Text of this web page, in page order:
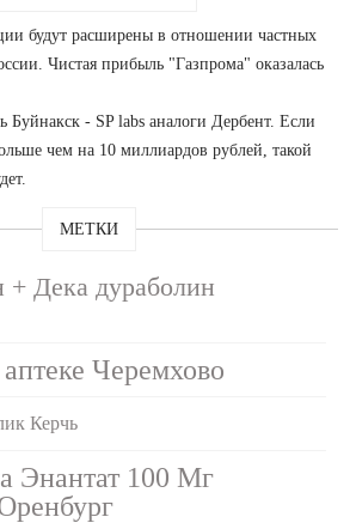
будут расширены в отношении частных
Чистая прибыль "Газпрома" оказалась
Буйнакск - SP labs аналоги Дербент. Если
чем на 10 миллиардов рублей, такой
МЕТКИ
Дека дураболин
Черемхово
Керчь
Энантат 100 Мг